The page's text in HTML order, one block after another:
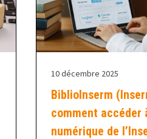
10 décembre 2025
BiblioInserm
comment accéder
numérique de